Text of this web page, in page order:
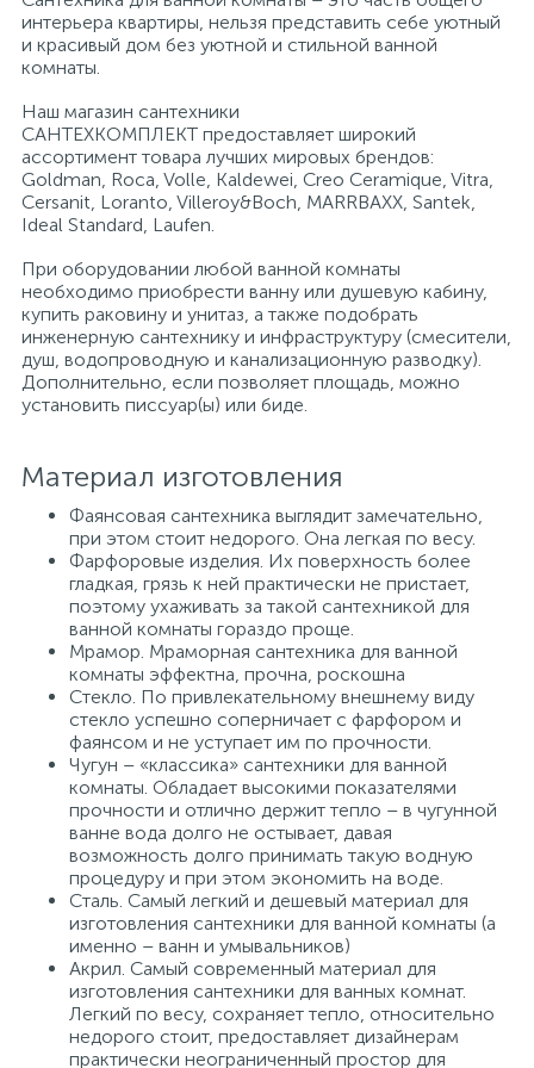
интерьера квартиры, нельзя представить себе уютный
и красивый дом без уютной и стильной ванной
комнаты.
Наш магазин сантехники
САНТЕХКОМПЛЕКТ предоставляет широкий
ассортимент товара лучших мировых брендов:
Goldman, Roca, Volle, Kaldewei, Creo Ceramique, Vitra,
Cersanit, Loranto, Villeroy&Boch, MARRBAXX, Santek,
Ideal Standard, Laufen.
При оборудовании любой ванной комнаты
необходимо приобрести ванну или душевую кабину,
купить раковину и унитаз, а также подобрать
инженерную сантехнику и инфраструктуру (смесители,
душ, водопроводную и канализационную разводку).
Дополнительно, если позволяет площадь, можно
установить писсуар(ы) или биде.
Материал изготовления
Фаянсовая сантехника выглядит замечательно,
при этом стоит недорого. Она легкая по весу.
Фарфоровые изделия. Их поверхность более
гладкая, грязь к ней практически не пристает,
поэтому ухаживать за такой сантехникой для
ванной комнаты гораздо проще.
Мрамор. Мраморная сантехника для ванной
комнаты эффектна, прочна, роскошна
Стекло. По привлекательному внешнему виду
стекло успешно соперничает с фарфором и
фаянсом и не уступает им по прочности.
Чугун – «классика» сантехники для ванной
комнаты. Обладает высокими показателями
прочности и отлично держит тепло – в чугунной
ванне вода долго не остывает, давая
возможность долго принимать такую водную
процедуру и при этом экономить на воде.
Сталь. Самый легкий и дешевый материал для
изготовления сантехники для ванной комнаты (а
именно – ванн и умывальников)
Акрил. Самый современный материал для
изготовления сантехники для ванных комнат.
Легкий по весу, сохраняет тепло, относительно
недорого стоит, предоставляет дизайнерам
практически неограниченный простор для
Полотенцесушители
Душевые трапы
Сифоны и выпуски
Аксессуары для ванной
Системы контроля протечки воды